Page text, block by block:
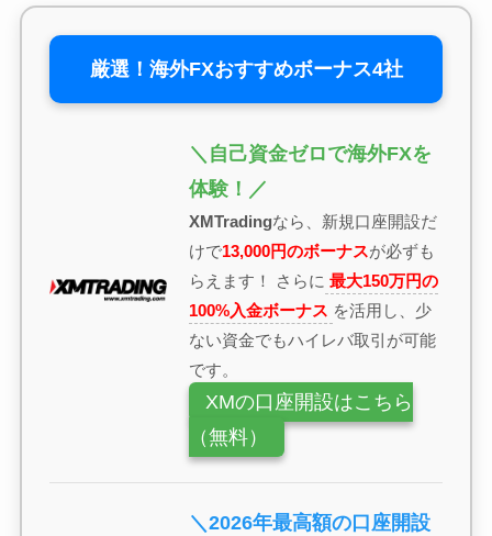
厳選！海外FXおすすめボーナス4社
＼自己資金ゼロで海外FXを
体験！／
XMTradingなら、新規口座開設だ
けで13,000円のボーナスが必ずも
らえます！ さらに 最大150万円の
100%入金ボーナス を活用し、少
ない資金でもハイレバ取引が可能
です。
XMの口座開設はこちら
（無料）
＼2026年最高額の口座開設